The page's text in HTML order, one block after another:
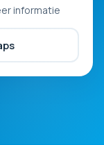
informatie